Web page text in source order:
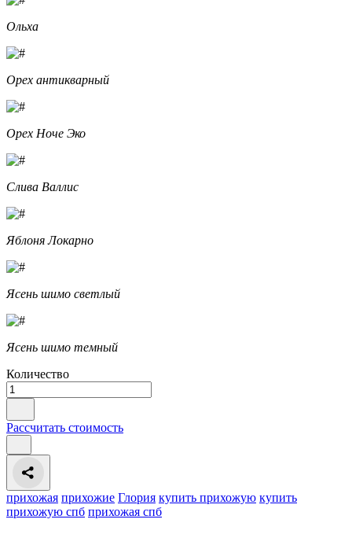
Ольха
Орех антикварный
Орех Ноче Эко
Слива Валлис
Яблоня Локарно
Ясень шимо светлый
Ясень шимо темный
Количество
Рассчитать стоимость
прихожая прихожие Глория купить прихожую купить
прихожую спб прихожая спб